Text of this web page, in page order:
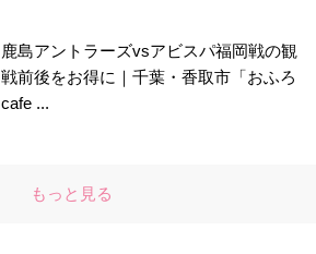
鹿島アントラーズvsアビスパ福岡戦の観
戦前後をお得に｜千葉・香取市「おふろ
cafe ...
もっと見る